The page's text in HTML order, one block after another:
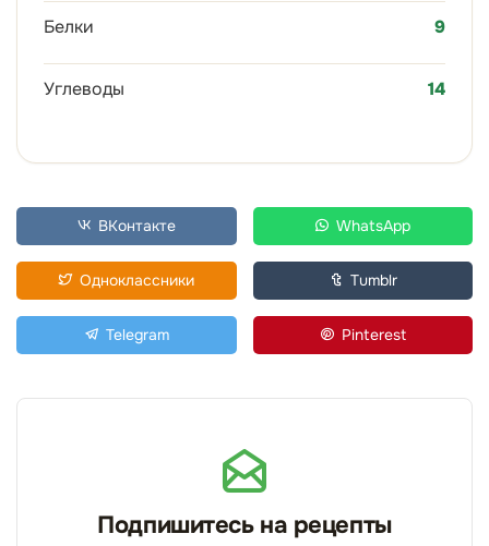
Белки 9
Углеводы 14
ВКонтакте WhatsApp
Одноклассники Tumblr
Telegram Pinterest
Подпишитесь на рецепты